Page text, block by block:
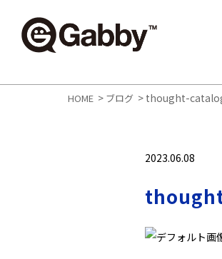
HOME > ブログ > thought-
2023.06.08